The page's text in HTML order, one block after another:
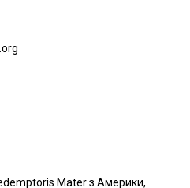
Mater з Америки,